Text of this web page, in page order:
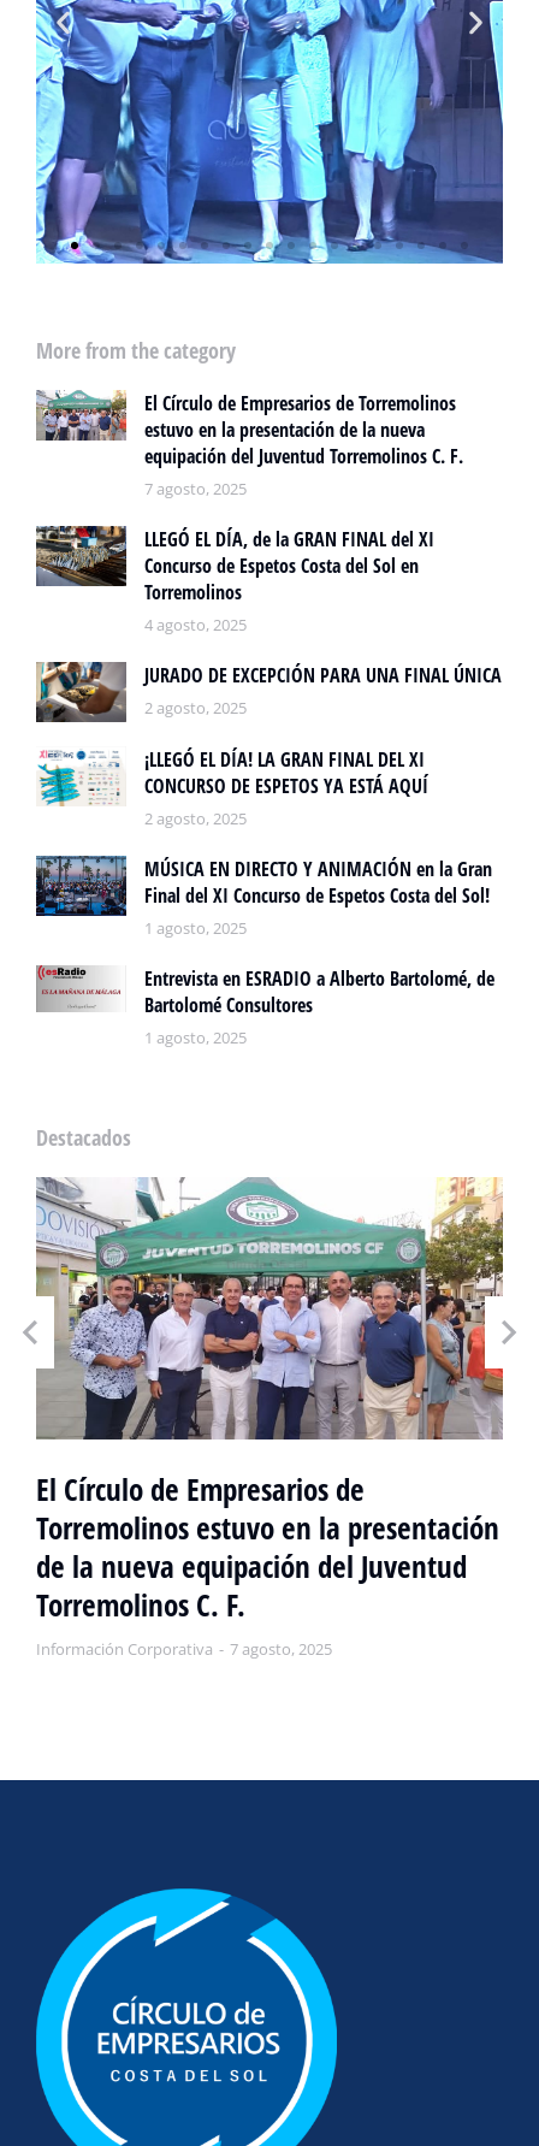
More from the category
El Círculo de Empresarios de Torremolinos
estuvo en la presentación de la nueva
equipación del Juventud Torremolinos C. F.
7 agosto, 2025
LLEGÓ EL DÍA, de la GRAN FINAL del XI
Concurso de Espetos Costa del Sol en
Torremolinos
4 agosto, 2025
JURADO DE EXCEPCIÓN PARA UNA FINAL ÚNICA
2 agosto, 2025
¡LLEGÓ EL DÍA! LA GRAN FINAL DEL XI
CONCURSO DE ESPETOS YA ESTÁ AQUÍ
2 agosto, 2025
MÚSICA EN DIRECTO Y ANIMACIÓN en la Gran
Final del XI Concurso de Espetos Costa del Sol!
1 agosto, 2025
Entrevista en ESRADIO a Alberto Bartolomé, de
Bartolomé Consultores
1 agosto, 2025
Destacados
El Círculo de Empresarios de
Torremolinos estuvo en la presentación
de la nueva equipación del Juventud
Torremolinos C. F.
Información Corporativa 7 agosto, 2025